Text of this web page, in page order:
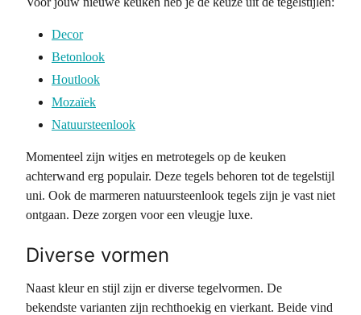
Decor
Betonlook
Houtlook
Mozaïek
Natuursteenlook
Momenteel zijn witjes en metrotegels op de keuken
achterwand erg populair. Deze tegels behoren tot de tegelstijl
uni. Ook de marmeren natuursteenlook tegels zijn je vast niet
ontgaan. Deze zorgen voor een vleugje luxe.
Diverse vormen
Naast kleur en stijl zijn er diverse tegelvormen. De
bekendste varianten zijn rechthoekig en vierkant. Beide vind